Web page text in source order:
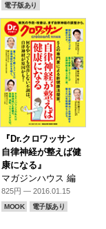
電子版あり
『Dr.クロワッサン
自律神経が整えば健
康になる』
マガジンハウス 編
825円 — 2016.01.15
MOOK 電子版あり